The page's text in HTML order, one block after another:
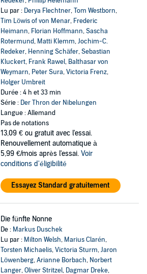
Lu par : Derya Flechtner,Tom Westborn,
Tim Löwis of von Menar, Frederic
Heimann, Florian Hoffmann,Sascha
Rotermund, Matti Klemm,Jochim-C.
Redeker, Henning Schäfer,Sebastian
Kluckert, Frank Rawel, Balthasar von
Weymarn, Peter Sura,Victoria Frenz,
Holger Umbreit
Durée : 4 h et 33 min
Série : Der Thron der Nibelungen
Langue : Allemand
Pas de notations
13,09 € ou gratuit avec l'essai.
Renouvellement automatique à
5,99 €/mois après l'essai. Voir
conditions d'éligibilité
Essayez Standard gratuitement
Die fünfte Nonne
De : Markus Duschek
Lu par : Milton Welsh, Marius Clarén,
Torsten Michaelis,Victoria Sturm,Jaron
Löwenberg,Arianne Borbach, Norbert
Langer,Oliver Stritzel, Dagmar Dreke,